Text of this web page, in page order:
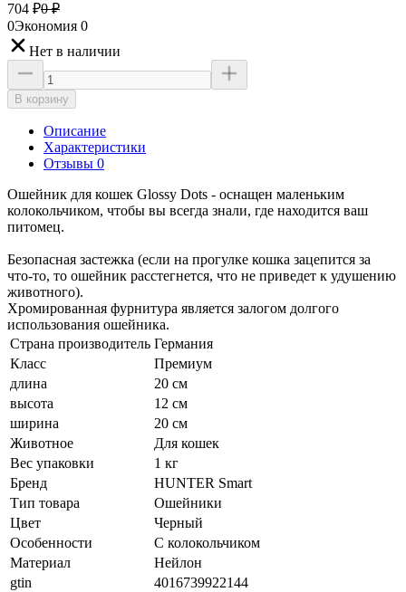
704 ₽0 ₽
0Экономия 0
Нет в наличии
В корзину
Описание
Характеристики
Отзывы 0
Ошейник для кошек Glossy Dots - оснащен маленьким
колокольчиком, чтобы вы всегда знали, где находится ваш
питомец.
Безопасная застежка (если на прогулке кошка зацепится за
что-то, то ошейник расстегнется, что не приведет к удушению
животного).
Хромированная фурнитура является залогом долгого
использования ошейника.
Страна производитель Германия
Класс
Премиум
длина
20 см
высота
12 см
ширина
20 см
Животное
Для кошек
Вес упаковки
1 кг
Бренд
HUNTER Smart
Тип товара
Ошейники
Цвет
Черный
Особенности
С колокольчиком
Материал
Нейлон
gtin
4016739922144